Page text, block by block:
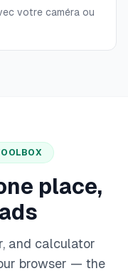
votre caméra ou
place,
and calculator
browser — the